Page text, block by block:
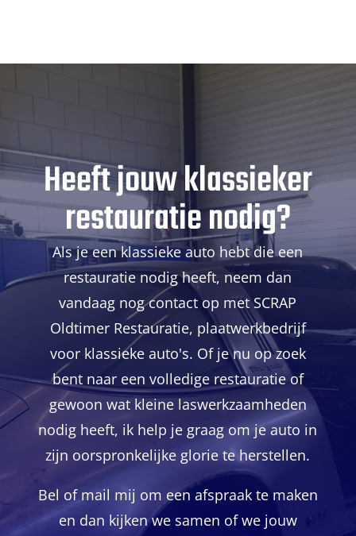
Heeft jouw klassieker
restauratie nodig?
Als je een klassieke auto hebt die een
restauratie nodig heeft, neem dan
vandaag nog contact op met SCRAP
Oldtimer Restauratie, plaatwerkbedrijf
voor klassieke auto's. Of je nu op zoek
bent naar een volledige restauratie of
gewoon wat kleine laswerkzaamheden
nodig heeft, ik help je graag om je auto in
zijn oorspronkelijke glorie te herstellen.
Bel of mail mij om een afspraak te maken
en dan kijken we samen of we jouw